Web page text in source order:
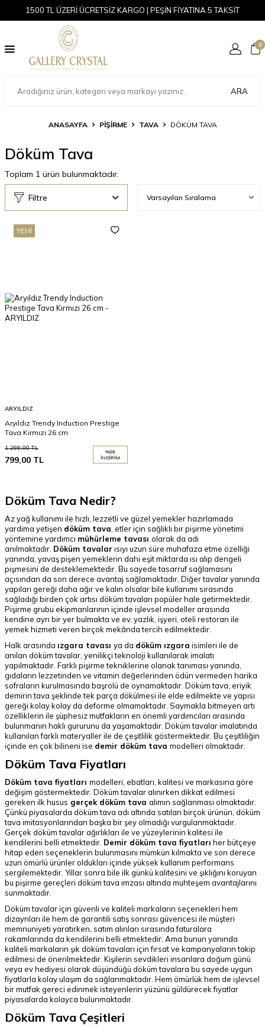
1500 TL ÜZERİ ÜCRETSİZ KARGO | PEŞİN FİYATINA 5 TAKSİT
ARA
0
ANASAYFA PİŞİRME TAVA DÖKÜM TAVA
Döküm Tava
Toplam 1 ürün bulunmaktadır.
Filtre
YENI
ARYILDIZ
Aryıldız Trendy Induction Prestige
Tava Kırmızı 26 cm
1.299,00TL
799,00 TL
%38
İNDIRIM
Döküm Tava Nedir?
Az yağ kullanımı ile hızlı, lezzetli ve güzel yemekler hazırlamada
yardıma yetişen döküm tava , etler için sağlıklı bir pişirme yönetimi
yöntemine yardımcı mühürleme tavası olarak da adı
anılmaktadır. Döküm tavalar ısıyı uzun süre muhafaza etme özelliği
yanında, yavaş pişen yemeklerin dahi eşit miktarda ısı alıp dengeli
pişmesini de desteklemektedir. Bu sayede tasarruf sağlamasını
açısından da son derece avantaj sağlamaktadır. Diğer tavalar yanında
yapıları gereği daha ağır ve kalın olsalar bile kullanımı sırasında
sağladığı birden çok artısı döküm tavaları popüler hale getirmektedir.
Pişirme grubu ekipmanlarının içinde işlevsel modeller arasında
kendine ayrı bir yer bulmakta ve ev, yazlık, işyeri, oteli restoran ile
yemek hizmeti veren birçok mekânda tercih edilmektedir.
Halk arasında ızgara tavası ya da döküm ızgara isimleri ile de
anılan döküm tavalar, yenilikçi teknoloji kullanılarak imalatı
yapılmaktadır. Farklı pişirme tekniklerine olanak tanıması yanında,
gıdaların lezzetinden ve vitamin değerlerinden ödün vermeden harika
sofraların kurulmasında başrolü de oynamaktadır. Döküm tava, eriyik
demirin tava şeklinde tek parça dökülmesi ile elde edilmekte ve yapısı
gereği kolay kolay da deforme olmamaktadır. Saymakla bitmeyen artı
özelliklerin ile şüphesiz mutfakların en önemli yardımcıları arasında
bulunmanın haklı gururunu da yaşamaktadır. Döküm tavalar imalatında
kullanılan farklı materyaller ile de çeşitlilik göstermektedir. Bu çeşitliliğin
içinde en çok bilineni ise demir döküm tava modelleri olmaktadır.
Döküm Tava Fiyatları
Döküm tava fiyatları modelleri, ebatları, kalitesi ve markasına göre
değişim göstermektedir. Döküm tavalar alınırken dikkat edilmesi
gereken ilk husus gerçek döküm tava alımın sağlanması olmaktadır.
Çünkü piyasalarda döküm tava adı altında satılan birçok ürünün, döküm
tava imitasyonlarından başka bir şey olmadığı vurgulanmaktadır.
Gerçek döküm tavalar ağırlıkları ile ve yüzeylerinin kalitesi ile
kendilerini belli etmektedir. Demir döküm tava fiyatları her bütçeye
hitap eden seçeneklerin bulunmasını mümkün kılmakta ve son derece
uzun ömürlü ürünler oldukları içinde yüksek kullanım performans
sergilemektedir. Yıllar sonra bile ilk günkü kalitesini ve şıklığını koruyan
bu pişirme gereçleri döküm tava imzası altında muhteşem avantajlarını
sunmaktadır.
Döküm tavalar için güvenli ve kaliteli markaların seçenekleri hem
dizaynları ile hem de garantili satış sonrası güvencesi ile müşteri
memnuniyeti yaratırken, satım alınları sırasında faturalara
rakamlarında da kendilerini belli etmektedir. Ama bunun yanında
kaliteli markaların şık döküm tavaları için fırsat ve kampanyaların takip
edilmesi de önerilmektedir. Kişilerin sevdikleri insanlara doğum günü
veya ev hediyesi olarak düşündüğü döküm tavalara bu sayede uygun
fiyatlarla kolay ulaşım da sağlanmaktadır. Hem ömürlük hem de işlevsel
bir mutfak gereci edinmek isteyenlerin yüzünü güldürecek fiyatlar
piyasalarda kolayca bulunmaktadır.
Döküm Tava Çeşitleri